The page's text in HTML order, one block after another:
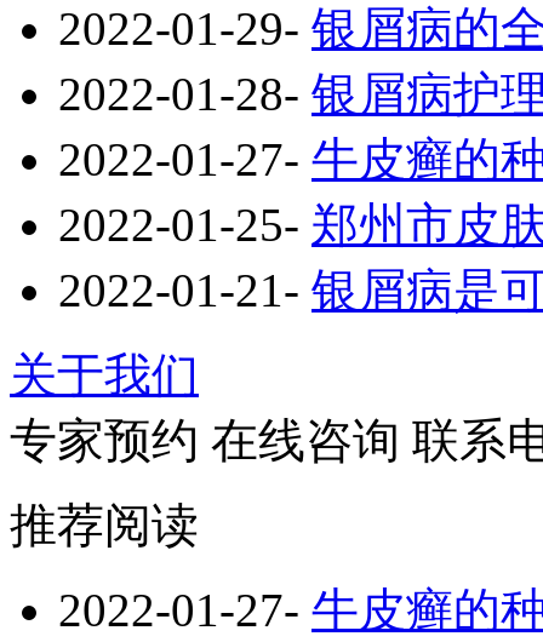
2022-01-29- 银屑病的
2022-01-28- 银屑病护
2022-01-27- 牛皮癣的
2022-01-25- 郑州市皮
2022-01-21- 银屑病是
关于我们
专家预约 在线咨询 联系
推荐阅读
2022-01-27- 牛皮癣的